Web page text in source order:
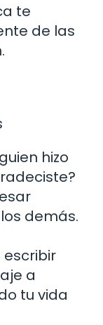
te
de las
hizo
demás.
a
tu vida